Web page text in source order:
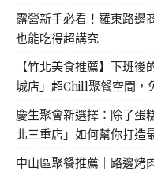
露營新手必看！羅東路邊
也能吃得超講究
【竹北美食推薦】下班
城店」超Chill聚餐空間，
慶生聚會新選擇：除了蛋
北三重店」如何幫你打造
中山區聚餐推薦｜路邊烤